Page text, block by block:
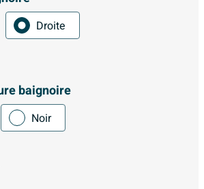
Droite
baignoire
Noir